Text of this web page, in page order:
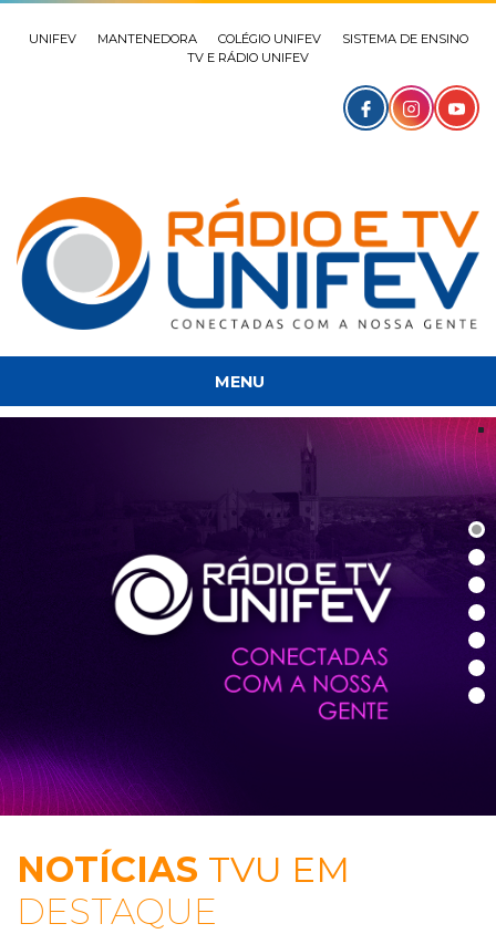
UNIFEV MANTENEDORA COLÉGIO UNIFEV
SISTEMA DE ENSINO
TV E RÁDIO UNIFEV
MENU
NOTÍCIAS TVU EM
DESTAQUE